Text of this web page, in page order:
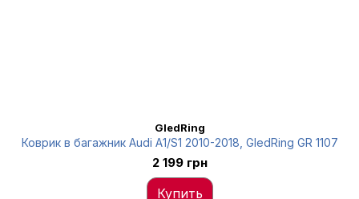
GledRing
Коврик в багажник Audi A1/S1 2010-2018, GledRing GR 1107
2 199 грн
Купить